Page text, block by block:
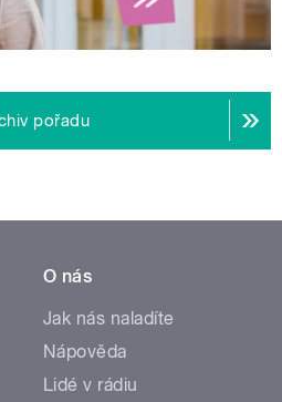
pořadu
O nás
Jak nás naladíte
Nápověda
Lidé v rádiu